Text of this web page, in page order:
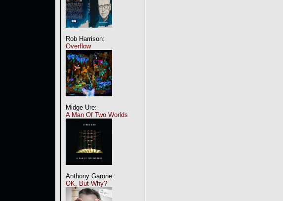
Rob Harrison:
Overflow
Midge Ure:
A Man Of Two Worlds
Anthony Garone:
OK, But Why?